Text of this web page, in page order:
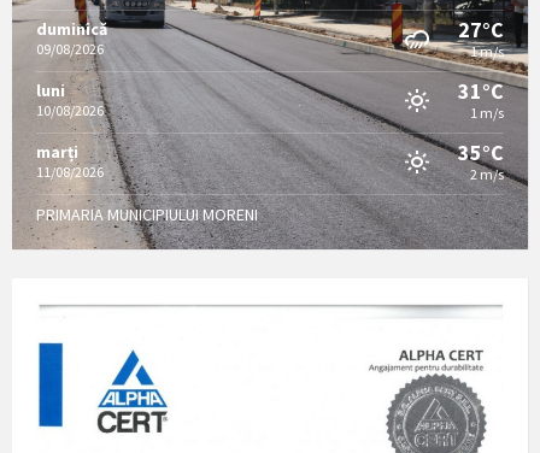
duminică
09/08/2026
27°C
1 m/s
luni
10/08/2026
31°C
1 m/s
marți
11/08/2026
35°C
2 m/s
PRIMARIA MUNICIPIULUI MORENI